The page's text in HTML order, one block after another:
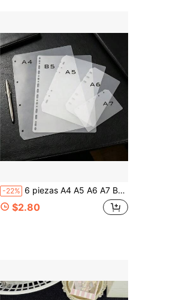
-22% 6 piezas A4 A5 A6 A7 B5 Respaldo de carpeta de hojas sueltas transparente esmerilado, cubierta de libro sellada, respaldo de pegatina, álbum de pegatinas, página de sello cultural, página de recarga de álbum de sellos, tablero de libro de pegatinas 3D, libro de pegatinas, utilizado para hacer libros de pegatinas, cubierta de libro, suministros de papelería de oficina
$2.80